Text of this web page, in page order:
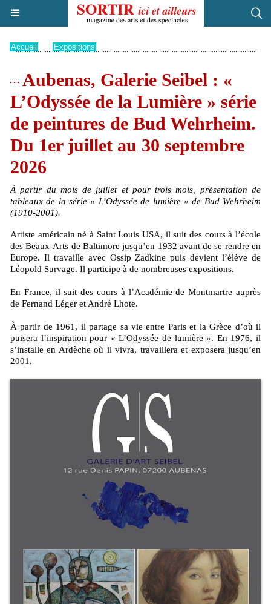
Accueil Expositions
Aubenas, Galerie Seibel : «
L’Odyssée de la Lumière » série
de peintures de Bud Wehrheim.
Du 1er juillet au 30 septembre
2026
À partir du mois de juillet et pour trois mois, présentation de
tableaux de la série « L’Odyssée de lumière » de Bud Wehrheim
(1910-2001).
Artiste américain né à Saint Louis USA, il suit des cours à l’école
des Beaux-Arts de Baltimore jusqu’en 1932 avant de se rendre en
Europe. Il travaille avec Ossip Zadkine puis devient l’élève de
Léopold Survage. Il participe à de nombreuses expositions.
En France, il suit des cours à l’Académie de Montmartre auprès
de Fernand Léger et André Lhote.
À partir de 1961, il partage sa vie entre Paris et la Grèce d’où il
puisera l’inspiration pour « L’Odyssée de lumière ». En 1976, il
s’installe en Ardèche où il vivra, travaillera et exposera jusqu’en
2001.